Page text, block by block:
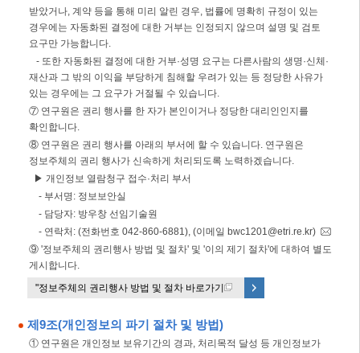
받았거나, 계약 등을 통해 미리 알린 경우, 법률에 명확히 규정이 있는
경우에는 자동화된 결정에 대한 거부는 인정되지 않으며 설명 및 검토
요구만 가능합니다.
- 또한 자동화된 결정에 대한 거부·성명 요구는 다른사람의 생명·신체·
재산과 그 밖의 이익을 부당하게 침해할 우려가 있는 등 정당한 사유가
있는 경우에는 그 요구가 거절될 수 있습니다.
⑦ 연구원은 권리 행사를 한 자가 본인이거나 정당한 대리인인지를
확인합니다.
⑧ 연구원은 권리 행사를 아래의 부서에 할 수 있습니다. 연구원은
정보주체의 권리 행사가 신속하게 처리되도록 노력하겠습니다.
▶ 개인정보 열람청구 접수·처리 부서
- 부서명: 정보보안실
- 담당자: 방우창 선임기술원
- 연락처: (전화번호 042-860-6881), (이메일 bwc1201@etri.re.kr)
⑨ '정보주체의 권리행사 방법 및 절차' 및 '이의 제기 절차'에 대하여 별도
게시합니다.
"정보주체의 권리행사 방법 및 절차 바로가기 "
제9조(개인정보의 파기 절차 및 방법)
① 연구원은 개인정보 보유기간의 경과, 처리목적 달성 등 개인정보가